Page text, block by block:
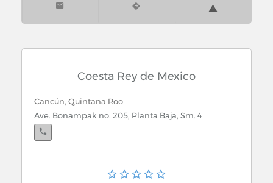
Coesta Rey de Mexico
Cancún, Quintana Roo
Ave. Bonampak no. 205, Planta Baja, Sm. 4